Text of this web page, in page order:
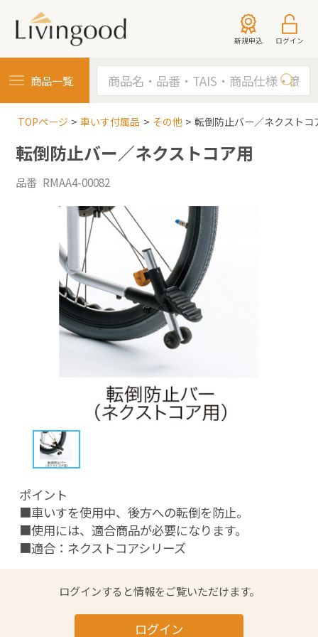
新規申込 ログイン
商品一覧
TOPページ 車いす付属品 その他 転倒防止バー／ネクストコ
転倒防止バー／ネクストコア用
品番 RMAA4-00082
ポイント
■車いすを使用中、後方への転倒を防止。
■使用には、適合商品が必要になります。
■適合：ネクストコアシリーズ
ログインすると情報をご覧いただけます。
ログイン